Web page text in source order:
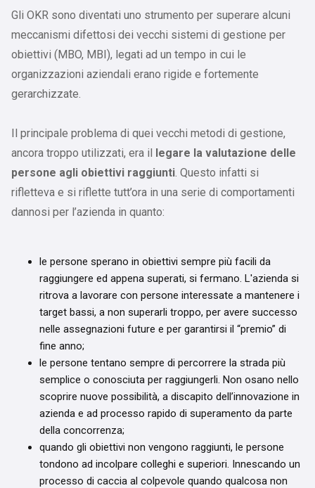
Gli OKR sono diventati uno strumento per superare alcuni
meccanismi difettosi dei vecchi sistemi di gestione per
obiettivi (MBO, MBI), legati ad un tempo in cui le
organizzazioni aziendali erano rigide e fortemente
gerarchizzate.
Il principale problema di quei vecchi metodi di gestione,
ancora troppo utilizzati, era il legare la valutazione delle
persone agli obiettivi raggiunti . Questo infatti si
rifletteva e si riflette tutt’ora in una serie di comportamenti
dannosi per l’azienda in quanto:
le persone sperano in obiettivi sempre più facili da
raggiungere ed appena superati, si fermano. L'azienda si
ritrova a lavorare con persone interessate a mantenere i
target bassi, a non superarli troppo, per avere successo
nelle assegnazioni future e per garantirsi il “premio” di
fine anno;
le persone tentano sempre di percorrere la strada più
semplice o conosciuta per raggiungerli. Non osano nello
scoprire nuove possibilità, a discapito dell’innovazione in
azienda e ad processo rapido di superamento da parte
della concorrenza;
quando gli obiettivi non vengono raggiunti, le persone
tondono ad incolpare colleghi e superiori. Innescando un
processo di caccia al colpevole quando qualcosa non